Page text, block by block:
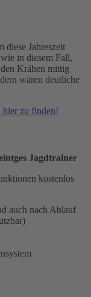
diese Jahreszeit
in diesem Fall,
Krähen mittig
wären deutliche
hier zu finden!
Jagdtrainer
kostenlos
auch nach Ablauf